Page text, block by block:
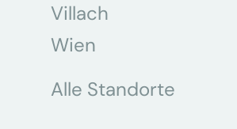
Villach
Wien
Alle Standorte